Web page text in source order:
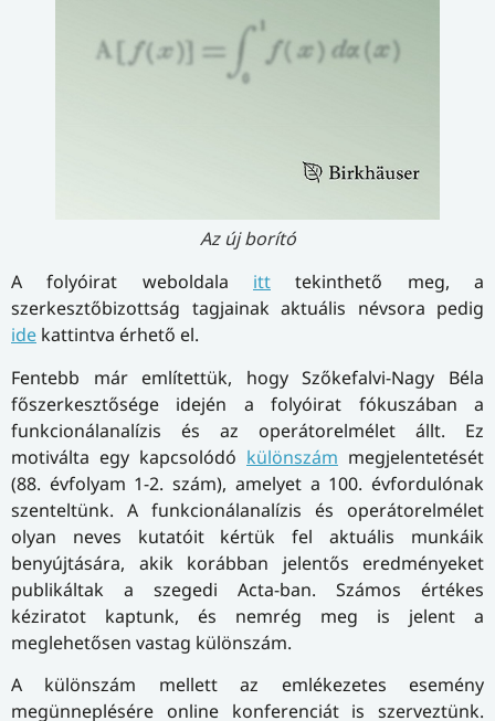
Az új borító
A folyóirat weboldala itt tekinthető meg, a
szerkesztőbizottság tagjainak aktuális névsora pedig
ide kattintva érhető el.
Fentebb már említettük, hogy Szőkefalvi-Nagy Béla
főszerkesztősége idején a folyóirat fókuszában a
funkcionálanalízis és az operátorelmélet állt. Ez
motiválta egy kapcsolódó különszám megjelentetését
(88. évfolyam 1-2. szám), amelyet a 100. évfordulónak
szenteltünk. A funkcionálanalízis és operátorelmélet
olyan neves kutatóit kértük fel aktuális munkáik
benyújtására, akik korábban jelentős eredményeket
publikáltak a szegedi Acta-ban. Számos értékes
kéziratot kaptunk, és nemrég meg is jelent a
meglehetősen vastag különszám.
A különszám mellett az emlékezetes esemény
megünneplésére online konferenciát is szerveztünk.